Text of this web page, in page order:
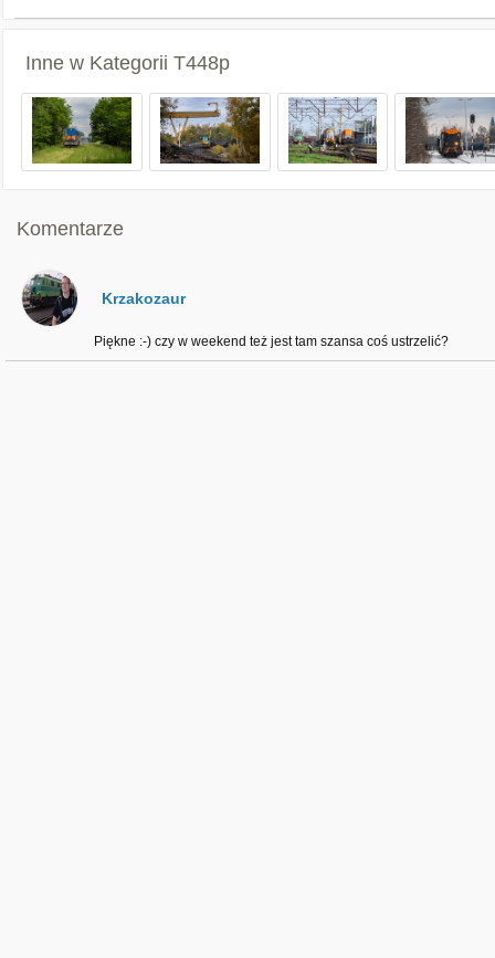
Inne w Kategorii T448p
Komentarze
Krzakozaur
Piękne :⁠-⁠) czy w weekend też jest tam szansa coś ustrzelić?